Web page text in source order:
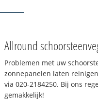
Allround
Problemen met uw
zonnepanelen laten
via 020-2184250. Bij ons
gemakkelijk!